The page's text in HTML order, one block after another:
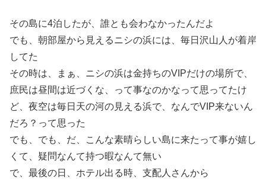
その島に4泊したが、誰とも会わなかったんだよ
でも、朝部屋から見えるニシの浜には、毎日沢山人が着岸
してた
その時は、まぁ、ニシの浜は金持ちのVIPだけの場所で、
庶民は昼間は近づくな、って事なのかなって思ってたけ
ど、夜空は毎日天の河の見える浜で、なんでVIP来ないん
だろ？って思った
でも、でも、だ、こんな素晴らしい島に来たって事が嬉し
くて、疑問なんて持つ暇なんて無い
で、最後の日、ホテル出る時、支配人さんから